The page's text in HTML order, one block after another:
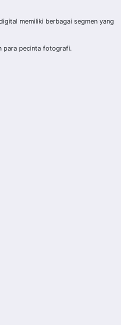
memiliki berbagai segmen yang
para pecinta fotografi.